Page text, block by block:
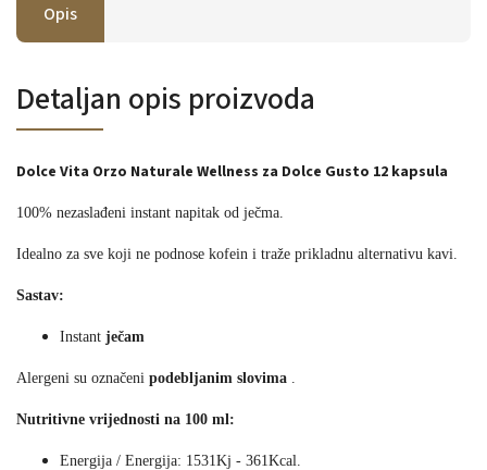
Opis
Detaljan opis proizvoda
Dolce Vita Orzo Naturale Wellness za Dolce Gusto 12 kapsula
100% nezaslađeni instant napitak od ječma.
Idealno za sve koji ne podnose kofein i traže prikladnu alternativu kavi.
Sastav:
Instant ječam
Alergeni su označeni podebljanim slovima
Nutritivne vrijednosti na 100 ml:
Energija / Energija: 1531Kj - 361Kcal.